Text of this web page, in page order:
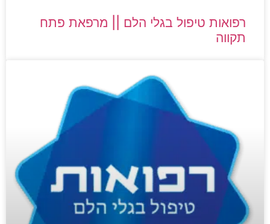
רפואות טיפול בגלי הלם || מרפאת פתח
תקווה​